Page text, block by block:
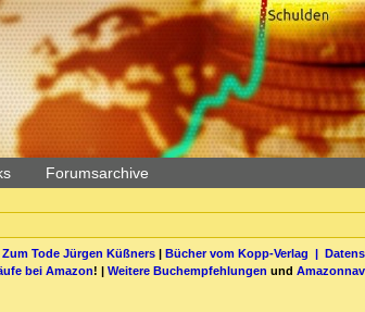
Forumsarchive
Zum Tode Jürgen Küßners| Bücher vom Kopp-Verlag |
bei Amazon! | Weitere Buchempfehlungen und